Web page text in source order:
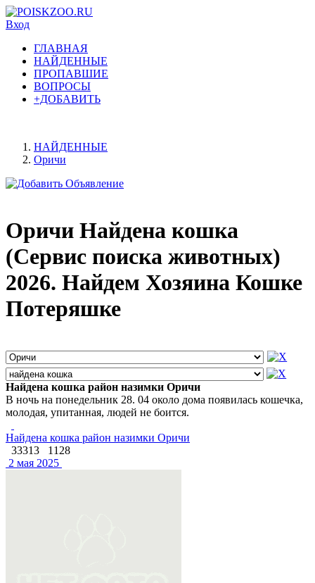
Вход
ГЛАВНАЯ
НАЙДЕННЫЕ
ПРОПАВШИЕ
ВОПРОСЫ
+ДОБАВИТЬ
НАЙДЕННЫЕ
Оричи
Оричи Найдена кошка
(Сервис поиска животных)
2026. Найдем Хозяина Кошке
Потеряшке
Найдена кошка район назимки Оричи
В ночь на понедельник 28. 04 около дома появилась кошечка,
молодая, упитанная, людей не боится.
Найдена кошка район назимки Оричи
33313
1128
2 мая 2025